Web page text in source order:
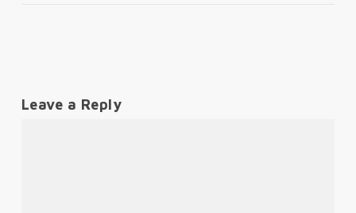
Leave a Reply